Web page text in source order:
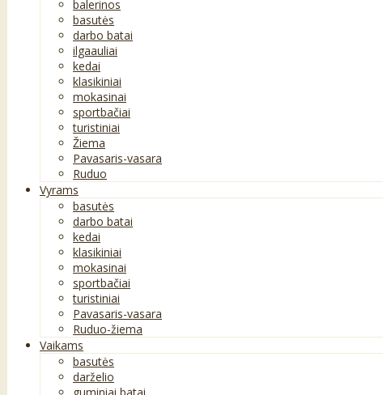
balerinos
basutės
darbo batai
ilgaauliai
kedai
klasikiniai
mokasinai
sportbačiai
turistiniai
Žiema
Pavasaris-vasara
Ruduo
Vyrams
basutės
darbo batai
kedai
klasikiniai
mokasinai
sportbačiai
turistiniai
Pavasaris-vasara
Ruduo-žiema
Vaikams
basutės
darželio